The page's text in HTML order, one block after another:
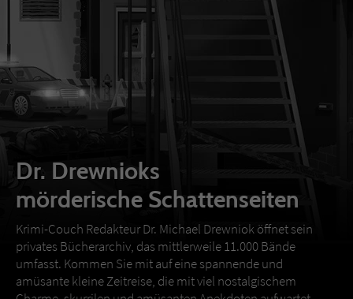
Dr. Drewnioks
mörderische Schattenseiten
Krimi-Couch Redakteur Dr. Michael Drewniok öffnet sein
privates Bücherarchiv, das mittlerweile 11.000 Bände
umfasst. Kommen Sie mit auf eine spannende und
amüsante kleine Zeitreise, die mit viel nostalgischem